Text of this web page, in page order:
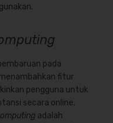
pada
fitur
pengguna untuk
secara online.
adalah